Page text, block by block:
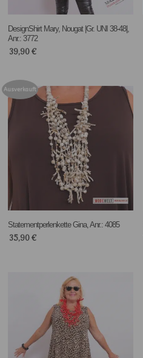
DesignShirt Mary, Nougat |Gr. UNI 38-48|,
Anr.: 3772
39,90€
Ausverkauft
Statementperlenkette Gina, Anr.: 4085
35,90€